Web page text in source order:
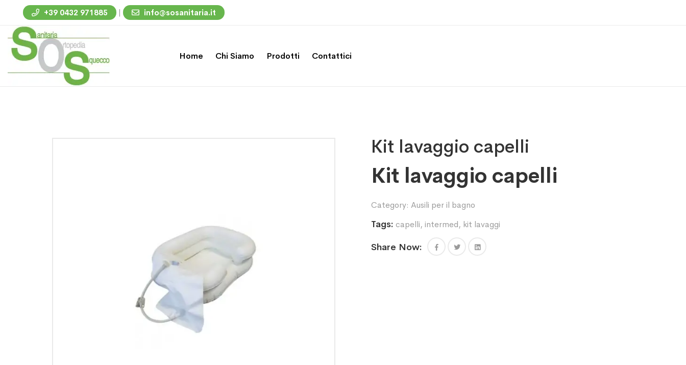
+39 0432 971885 | info@sosanitaria.it
Home Chi Siamo Prodotti Contattici
Kit lavaggio capelli
Kit lavaggio capelli
Category: Ausili per il bagno
Tags: capelli, intermed, kit lavaggi
Share Now: